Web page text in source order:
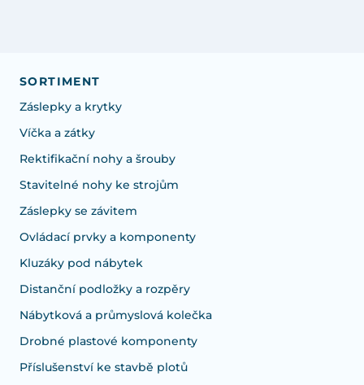
SORTIMENT
Záslepky a krytky
Víčka a zátky
Rektifikační nohy a šrouby
Stavitelné nohy ke strojům
Záslepky se závitem
Ovládací prvky a komponenty
Kluzáky pod nábytek
Distanční podložky a rozpěry
Nábytková a průmyslová kolečka
Drobné plastové komponenty
Příslušenství ke stavbě plotů